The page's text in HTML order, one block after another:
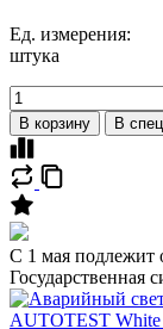
Ед. измерения:
штука
В корзину В
C 1 мая подлежит
Государственная